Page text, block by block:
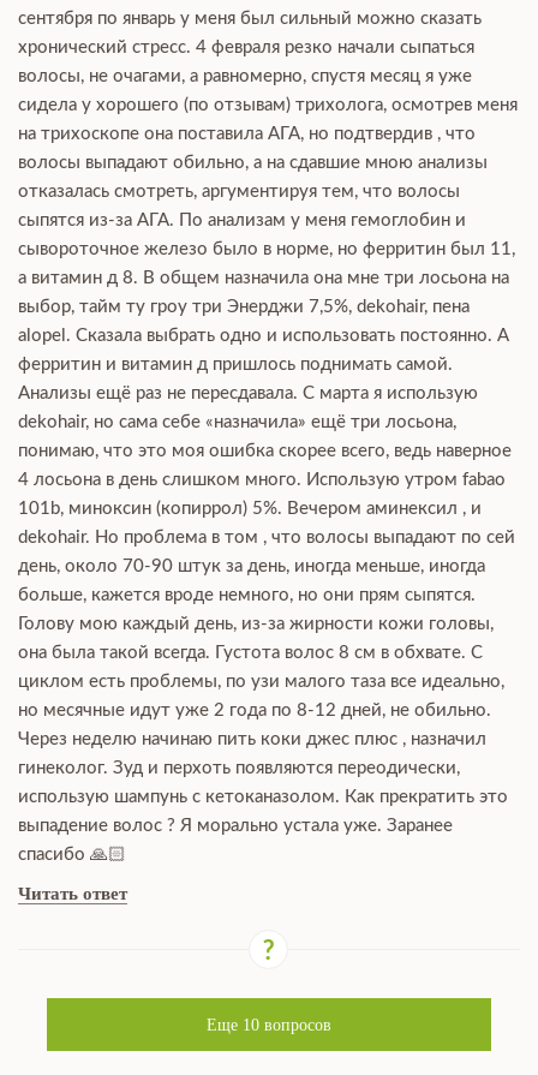
сентября по январь у меня был сильный можно сказать
хронический стресс. 4 февраля резко начали сыпаться
волосы, не очагами, а равномерно, спустя месяц я уже
сидела у хорошего (по отзывам) трихолога, осмотрев меня
на трихоскопе она поставила АГА, но подтвердив , что
волосы выпадают обильно, а на сдавшие мною анализы
отказалась смотреть, аргументируя тем, что волосы
сыпятся из-за АГА. По анализам у меня гемоглобин и
сывороточное железо было в норме, но ферритин был 11,
а витамин д 8. В общем назначила она мне три лосьона на
выбор, тайм ту гроу три Энерджи 7,5%, dekohair, пена
alopel. Сказала выбрать одно и использовать постоянно. А
ферритин и витамин д пришлось поднимать самой.
Анализы ещё раз не пересдавала. С марта я использую
dekohair, но сама себе «назначила» ещё три лосьона,
понимаю, что это моя ошибка скорее всего, ведь наверное
4 лосьона в день слишком много. Использую утром fabao
101b, миноксин (копиррол) 5%. Вечером аминексил , и
dekohair. Но проблема в том , что волосы выпадают по сей
день, около 70-90 штук за день, иногда меньше, иногда
больше, кажется вроде немного, но они прям сыпятся.
Голову мою каждый день, из-за жирности кожи головы,
она была такой всегда. Густота волос 8 см в обхвате. С
циклом есть проблемы, по узи малого таза все идеально,
но месячные идут уже 2 года по 8-12 дней, не обильно.
Через неделю начинаю пить коки джес плюс , назначил
гинеколог. Зуд и перхоть появляются переодически,
использую шампунь с кетоканазолом. Как прекратить это
выпадение волос ? Я морально устала уже. Заранее
спасибо 🙏🏻
Читать ответ
Еще 10 вопросов